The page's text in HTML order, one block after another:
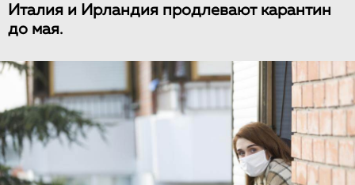
Италия и Ирландия продлевают карантин
до мая.